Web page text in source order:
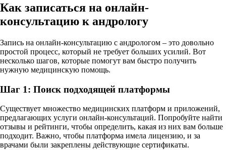
Как записаться на онлайн-
консультацию к андрологу
Запись на онлайн-консультацию с андрологом – это довольно
простой процесс, который не требует больших усилий. Вот
несколько шагов, которые помогут вам быстро получить
нужную медицинскую помощь.
Шаг 1: Поиск подходящей платформы
Существует множество медицинских платформ и приложений,
предлагающих услуги онлайн-консультаций. Попробуйте найти
отзывы и рейтинги, чтобы определить, какая из них вам больше
подходит. Важно, чтобы платформа имела лицензию, и за
врачами были закреплены действующие сертификаты.